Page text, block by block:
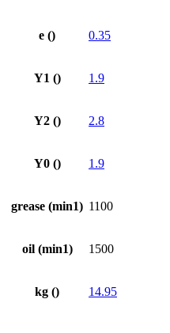
e () 0.35
Y1 () 1.9
Y2 () 2.8
Y0 () 1.9
grease (min1) 1100
oil (min1) 1500
kg () 14.95